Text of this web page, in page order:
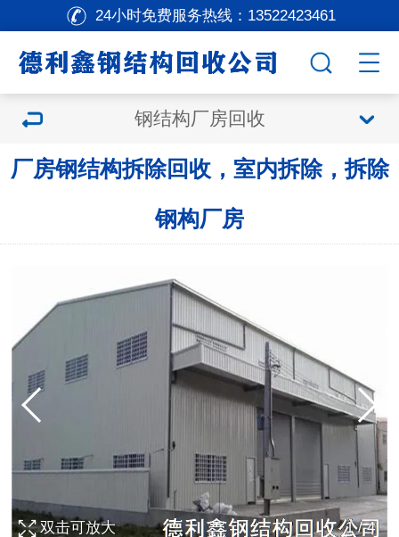
24小时免费服务热线： 13522423461
钢结构厂房回收
厂房钢结构拆除回收，室内拆除，拆除
钢构厂房
1/4
双击可放大